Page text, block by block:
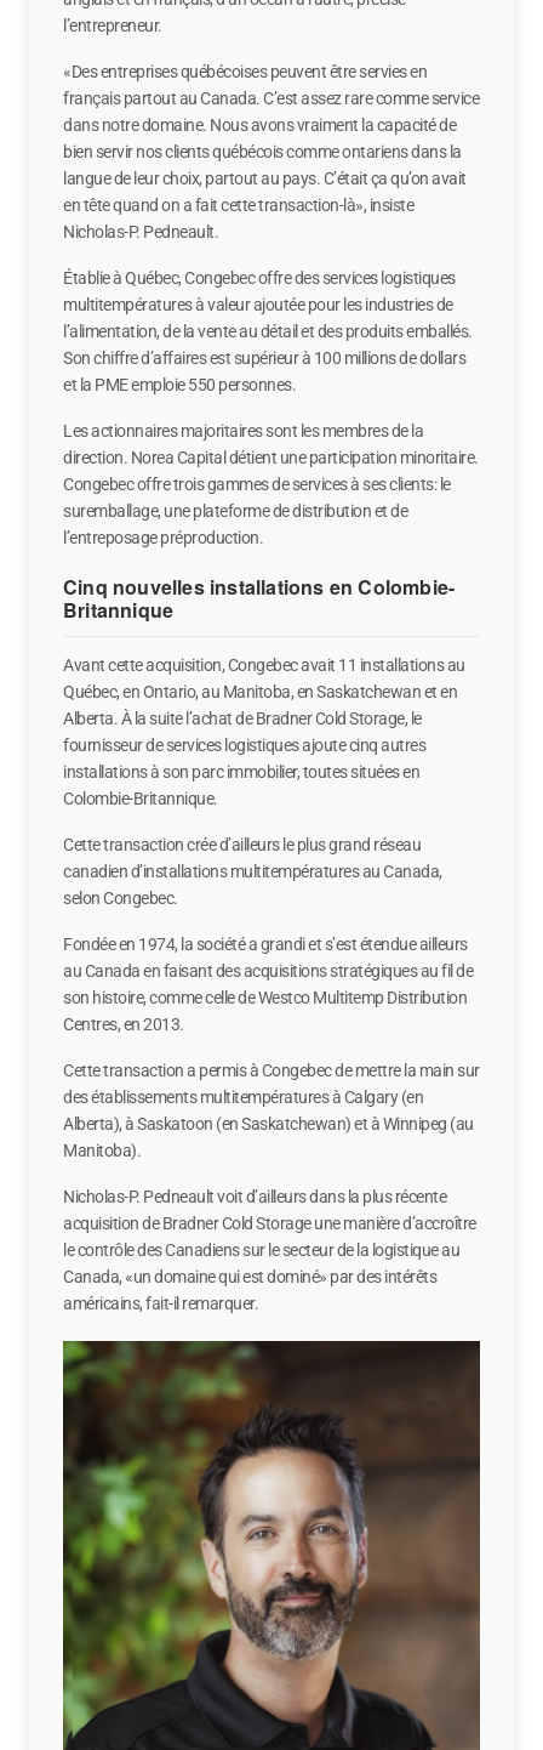
l’entrepreneur.
«Des entreprises québécoises peuvent être servies en
français partout au Canada. C’est assez rare comme service
dans notre domaine. Nous avons vraiment la capacité de
bien servir nos clients québécois comme ontariens dans la
langue de leur choix, partout au pays. C’était ça qu’on avait
en tête quand on a fait cette transaction-là», insiste
Nicholas-P. Pedneault.
Établie à Québec, Congebec offre des services logistiques
multitempératures à valeur ajoutée pour les industries de
l’alimentation, de la vente au détail et des produits emballés.
Son chiffre d’affaires est supérieur à 100 millions de dollars
et la PME emploie 550 personnes.
Les actionnaires majoritaires sont les membres de la
direction. Norea Capital détient une participation minoritaire.
Congebec offre trois gammes de services à ses clients: le
suremballage, une plateforme de distribution et de
l’entreposage préproduction.
Cinq nouvelles installations en Colombie-
Britannique
Avant cette acquisition, Congebec avait 11 installations au
Québec, en Ontario, au Manitoba, en Saskatchewan et en
Alberta. À la suite l’achat de Bradner Cold Storage, le
fournisseur de services logistiques ajoute cinq autres
installations à son parc immobilier, toutes situées en
Colombie-Britannique.
Cette transaction crée d’ailleurs le plus grand réseau
canadien d’installations multitempératures au Canada,
selon Congebec.
Fondée en 1974, la société a grandi et s’est étendue ailleurs
au Canada en faisant des acquisitions stratégiques au fil de
son histoire, comme celle de Westco Multitemp Distribution
Centres, en 2013.
Cette transaction a permis à Congebec de mettre la main sur
des établissements multitempératures à Calgary (en
Alberta), à Saskatoon (en Saskatchewan) et à Winnipeg (au
Manitoba).
Nicholas-P. Pedneault voit d’ailleurs dans la plus récente
acquisition de Bradner Cold Storage une manière d’accroître
le contrôle des Canadiens sur le secteur de la logistique au
Canada, «un domaine qui est dominé» par des intérêts
américains, fait-il remarquer.